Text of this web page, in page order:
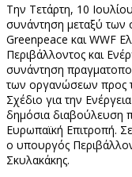
Την Τετάρτη, 10
συνάντηση μεταξύ
Greenpeace και WWF
Περιβάλλοντος και
συνάντηση
των οργανώσεων προς
Σχέδιο για την
δημόσια διαβούλευση
Ευρωπαϊκή Επιτροπή.
ο υπουργός
Σκυλακάκης.